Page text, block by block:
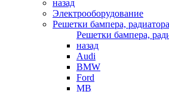
назад
Электрооборудование
Решетки бампера, радиатора
Решетки бампера,
назад
Audi
BMW
Ford
MB